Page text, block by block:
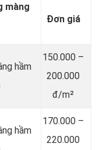
màng
Đơn giá
hầm
150.000 –
200.000
đ/m²
hầm
170.000 –
220.000